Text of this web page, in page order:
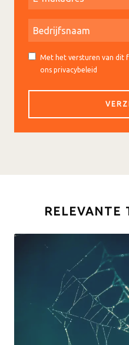
Met het versturen van dit
ons privacybeleid
RELEVANTE